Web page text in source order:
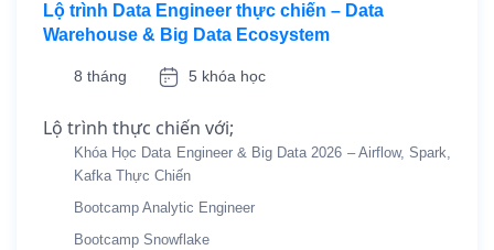
Lộ trình Data Engineer thực chiến – Data
Warehouse & Big Data Ecosystem
8 tháng 5 khóa học
Lộ trình thực chiến với;
Khóa Học Data Engineer & Big Data 2026 – Airflow, Spark,
Kafka Thực Chiến
Bootcamp Analytic Engineer
Bootcamp Snowflake